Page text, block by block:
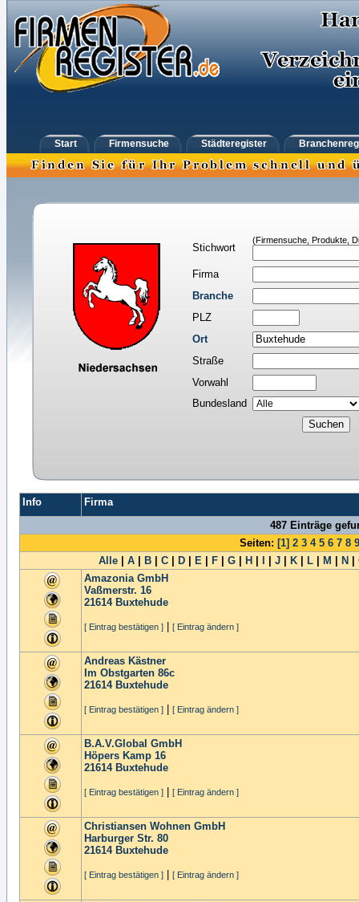
Start Firmensuche Städteregister
Stichwort
(Firmensuche, Produkte,
Firma
Branche
PLZ
Ort
Straße
Vorwahl
Bundesland
Info
Firma
487 Einträge
Seiten: [1] 2 3 4 5 6 7 8 9
Alle
A B C D E F G H J K L M N
Amazonia GmbH
Vaßmerstr. 16
21614 Buxtehude
[ Eintrag bestätigen ] [ Eintrag ändern ]
Andreas Kästner
Im Obstgarten 86c
21614 Buxtehude
[ Eintrag bestätigen ] [ Eintrag ändern ]
B.A.V.Global GmbH
Höpers Kamp 16
21614 Buxtehude
[ Eintrag bestätigen ] [ Eintrag ändern ]
Christiansen Wohnen GmbH
Harburger Str. 80
21614 Buxtehude
[ Eintrag bestätigen ] [ Eintrag ändern ]